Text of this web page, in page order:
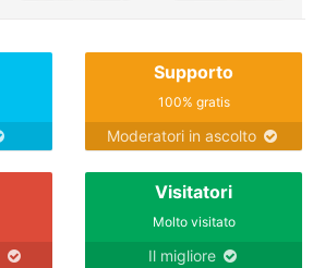
Supporto
100% gratis
Moderatori in ascolto
Visitatori
Molto visitato
Il migliore